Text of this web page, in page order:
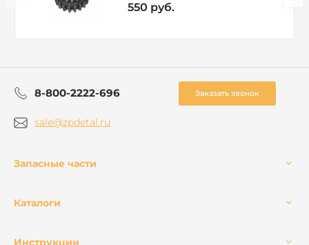
550 руб.
8-800-2222-696 Заказать звонок
sale@zpdetal.ru
Запасные части
Каталоги
Инструкции